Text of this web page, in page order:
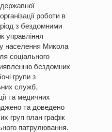
роботи в
з бездомними
управління
населення Микола
соціального
бездомних
групи з
служб,
та медичних
та доведено
груп план графік
патрулювання.